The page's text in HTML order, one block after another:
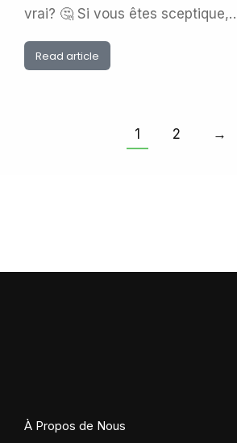
vrai? 🤔 Si vous êtes
Read article
1 2 →
À Propos de Nous